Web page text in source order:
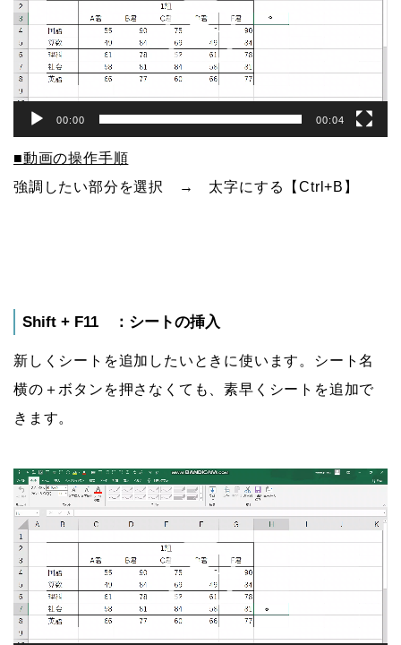
ー
ヤ
ー
00:00 00:04
■動画の操作手順
強調したい部分を選択 → 太字にする【Ctrl+B】
Shift + F11 ：シートの挿入
新しくシートを追加したいときに使います。シート名
横の＋ボタンを押さなくても、素早くシートを追加で
きます。
動
画
プ
レ
ー
ヤ
ー